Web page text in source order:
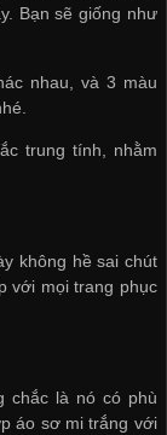
Bạn sẽ giống như
nhau, và 3 màu
trung tính, nhằm
không hề sai chút
với mọi trang phục
chắc là nó có phù
áo sơ mi trắng với